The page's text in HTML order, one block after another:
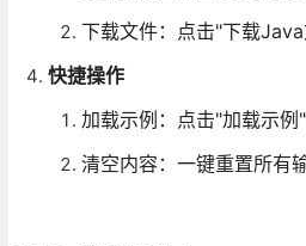
下载文件：点击"下载
快捷操作
加载示例：点击"加载示例
清空内容：一键重置所有